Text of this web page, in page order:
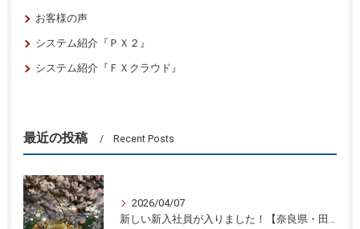
お客様の声
システム紹介『ＰＸ２』
システム紹介『ＦＸクラウド』
最近の投稿 Recent Posts
2026/04/07